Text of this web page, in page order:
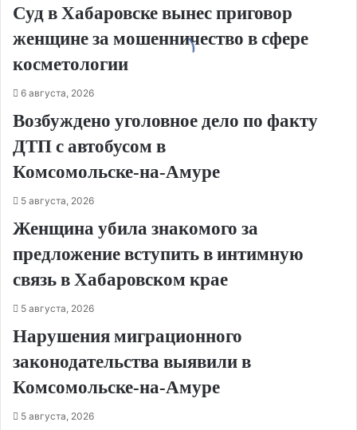
Суд в Хабаровске вынес приговор
женщине за мошенничество в сфере
косметологии
6 августа, 2026
Возбуждено уголовное дело по факту
ДТП с автобусом в
Комсомольске‑на‑Амуре
5 августа, 2026
Женщина убила знакомого за
предложение вступить в интимную
связь в Хабаровском крае
5 августа, 2026
Нарушения миграционного
законодательства выявили в
Комсомольске‑на‑Амуре
5 августа, 2026